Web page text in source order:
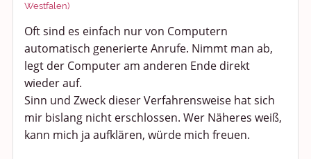
Westfalen)
Oft sind es einfach nur von Computern
automatisch generierte Anrufe. Nimmt man ab,
legt der Computer am anderen Ende direkt
wieder auf.
Sinn und Zweck dieser Verfahrensweise hat sich
mir bislang nicht erschlossen. Wer Näheres weiß,
kann mich ja aufklären, würde mich freuen.